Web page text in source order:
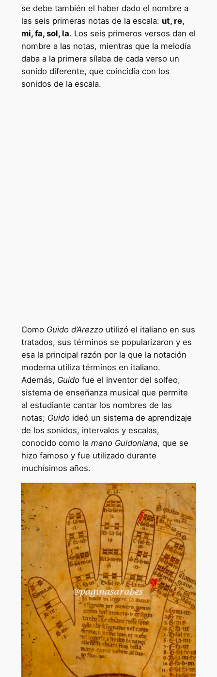
se debe también el haber dado el nombre a
las seis primeras notas de la escala: ut, re,
mi, fa, sol, la. Los seis primeros versos dan el
nombre a las notas, mientras que la melodía
daba a la primera sílaba de cada verso un
sonido diferente, que coincidía con los
sonidos de la escala.
Como Guido d’Arezzoutilizó el italiano en sus
tratados, sus términos se popularizaron y es
esa la principal razón por la que la notación
moderna utiliza términos en italiano.
Además, Guidofue el inventor del solfeo,
sistema de enseñanza musical que permite
al estudiante cantar los nombres de las
notas; Guidoideó un sistema de aprendizaje
de los sonidos, intervalos y escalas,
conocido como la mano Guidoniana, que se
hizo famoso y fue utilizado durante
muchísimos años.